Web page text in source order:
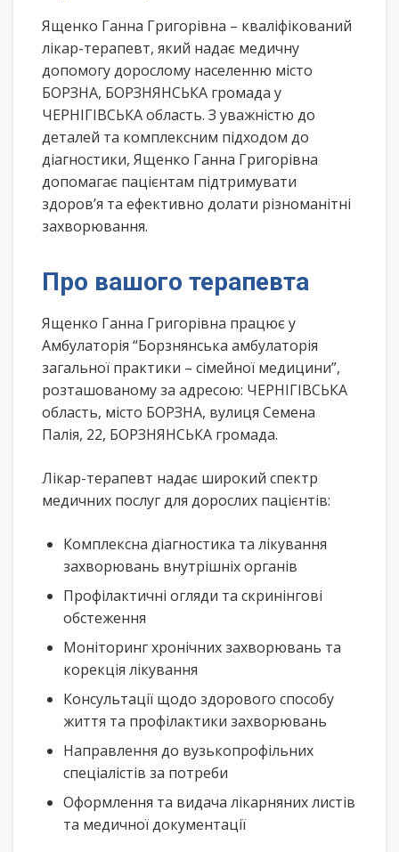
Ященко Ганна Григорівна – кваліфікований
лікар-терапевт, який надає медичну
допомогу дорослому населенню місто
БОРЗНА, БОРЗНЯНСЬКА громада у
ЧЕРНІГІВСЬКА область. З уважністю до
деталей та комплексним підходом до
діагностики, Ященко Ганна Григорівна
допомагає пацієнтам підтримувати
здоров’я та ефективно долати різноманітні
захворювання.
Про вашого терапевта
Ященко Ганна Григорівна працює у
Амбулаторія “Борзнянська амбулаторія
загальної практики – сімейної медицини”,
розташованому за адресою: ЧЕРНІГІВСЬКА
область, місто БОРЗНА, вулиця Семена
Палія, 22, БОРЗНЯНСЬКА громада.
Лікар-терапевт надає широкий спектр
медичних послуг для дорослих пацієнтів:
Комплексна діагностика та лікування
захворювань внутрішніх органів
Профілактичні огляди та скринінгові
обстеження
Моніторинг хронічних захворювань та
корекція лікування
Консультації щодо здорового способу
життя та профілактики захворювань
Направлення до вузькопрофільних
спеціалістів за потреби
Оформлення та видача лікарняних листів
та медичної документації